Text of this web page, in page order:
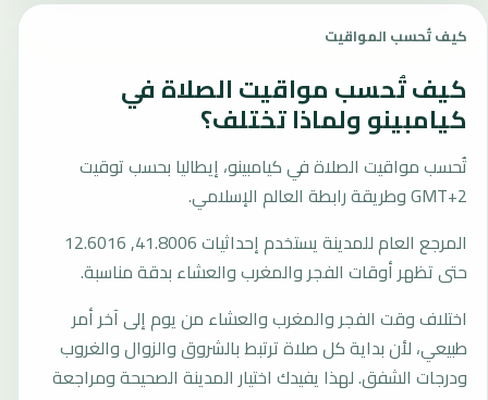
كيف تُحسب المواقيت
كيف تُحسب مواقيت الصلاة في
كيامبينو ولماذا تختلف؟
تُحسب مواقيت الصلاة في كيامبينو، إيطاليا بحسب توقيت
GMT+2 وطريقة رابطة العالم الإسلامي.
المرجع العام للمدينة يستخدم إحداثيات 41.8006, 12.6016
حتى تظهر أوقات الفجر والمغرب والعشاء بدقة مناسبة.
اختلاف وقت الفجر والمغرب والعشاء من يوم إلى آخر أمر
طبيعي، لأن بداية كل صلاة ترتبط بالشروق والزوال والغروب
ودرجات الشفق. لهذا يفيدك اختيار المدينة الصحيحة ومراجعة